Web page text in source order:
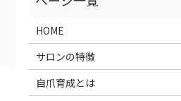
HOME
サロンの特徴
自爪育成とは